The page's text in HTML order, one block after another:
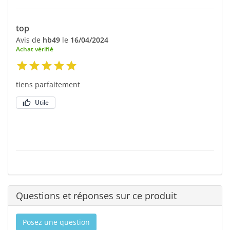
top
Avis de hb49 le 16/04/2024
Achat vérifié
tiens parfaitement
Utile
Questions et réponses sur ce produit
Posez une question